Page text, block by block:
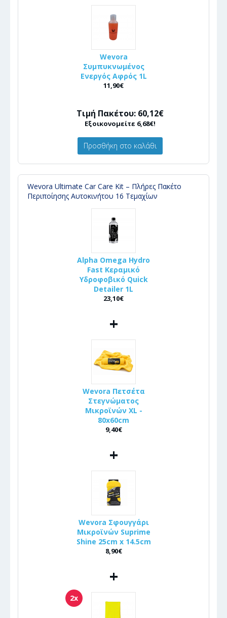
Wevora
Συμπυκνωμένος
Ενεργός Αφρός 1L
11,90€
Τιμή Πακέτου: 60,12€
Εξοικονομείτε 6,68€!
Προσθήκη στο καλάθι
Wevora Ultimate Car Care Kit – Πλήρες Πακέτο
Περιποίησης Αυτοκινήτου 16 Τεμαχίων
Alpha Omega Hydro
Fast Κεραμικό
Υδροφοβικό Quick
Detailer 1L
23,10€
+
Wevora Πετσέτα
Στεγνώματος
Μικροϊνών XL -
80x60cm
9,40€
+
Wevora Σφουγγάρι
Μικροϊνών Suprime
Shine 25cm x 14.5cm
8,90€
+
2x